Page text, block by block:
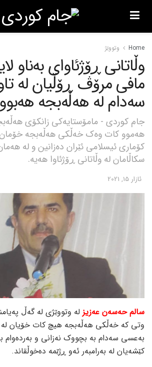
Home وتووێژ
وڵاتانی ڕۆژئاوای بەناو
مافی مرۆڤ ڕۆڵیان لە
سەدام لە هەڵەبجە
جام کوردی - مامۆستایەکی زانکۆی
هەموو کات وەک خەڵکی هەڵەبجە خۆمان
کۆماری ئیسلامی ئێران دەزانین و لە
سکاڵامان لە وڵاتانی ڕۆژئاوا هەیە.
ئازار 15, 2021
سالم حەسەن عەزیز لە وتووێژی لە گەڵ
وتی کە خەڵکی هەڵەبجە هیچ کات خۆیان لە
بەعسی سەدام بە بچووک نەزانی و
کێشەیان لە بەرامبەر ئەو ڕژێمە دەخوڵقاند.